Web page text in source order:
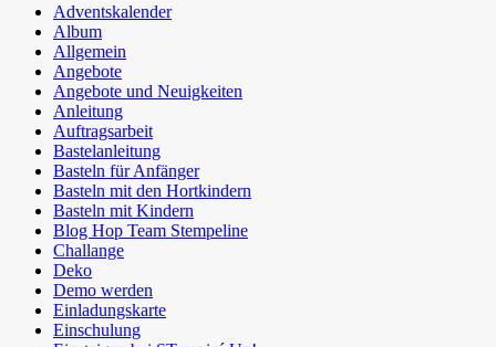
Adventskalender
Album
Allgemein
Angebote
Angebote und Neuigkeiten
Anleitung
Auftragsarbeit
Bastelanleitung
Basteln für Anfänger
Basteln mit den Hortkindern
Basteln mit Kindern
Blog Hop Team Stempeline
Challange
Deko
Demo werden
Einladungskarte
Einschulung